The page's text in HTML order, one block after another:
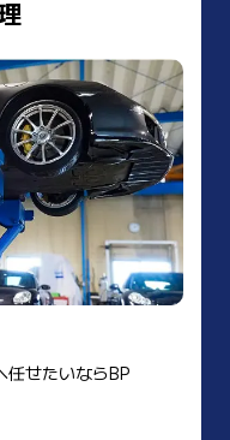
任せたいならBP